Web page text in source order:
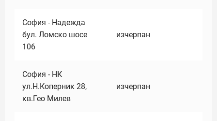
София - Надежда
бул. Ломско шосе
106
изчерпан
София - НК
ул.Н.Коперник 28,
кв.Гео Милев
изчерпан